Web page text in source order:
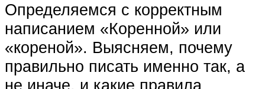
Определяемся с корректным
написанием «Коренной» или
«кореной». Выясняем, почему
правильно писать именно так, а